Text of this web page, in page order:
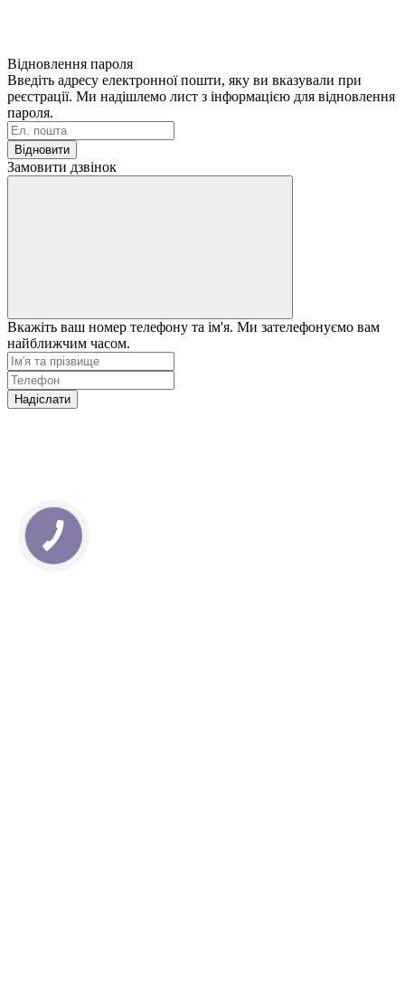
Відновлення пароля
Введіть адресу електронної пошти, яку ви вказували при
реєстрації. Ми надішлемо лист з інформацією для відновлення
пароля.
Відновити
Замовити дзвінок
Вкажіть ваш номер телефону та ім'я. Ми зателефонуємо вам
найближчим часом.
Надіслати